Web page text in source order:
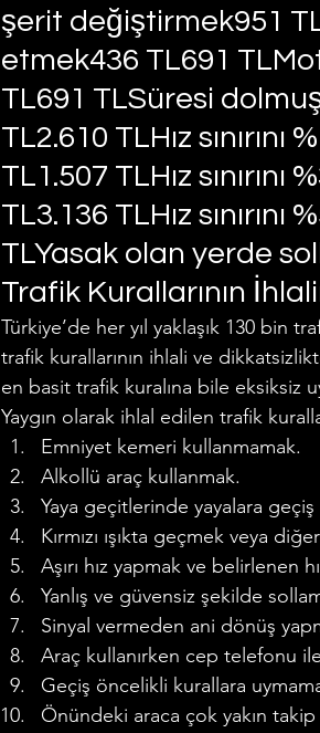
şerit değiştirmek951
etmek436 TL691
TL691 TLSüresi
TL2.610 TLHız
TL1.507 TLHız
TL3.136 TLHız
TLYasak olan yerde
Trafik Kurallarının
Türkiye’de her yıl yaklaşık 130 bin
trafik kurallarının ihlali ve
en basit trafik kuralına bile eksiksiz
Yaygın olarak ihlal edilen trafik
Emniyet kemeri kullanmamak.
Alkollü araç kullanmak.
Yaya geçitlerinde yayalara geçiş
Kırmızı ışıkta geçmek veya
Aşırı hız yapmak ve belirlenen
Yanlış ve güvensiz şekilde
Sinyal vermeden ani dönüş
Araç kullanırken cep telefonu
Geçiş öncelikli kurallara
Önündeki araca çok yakın